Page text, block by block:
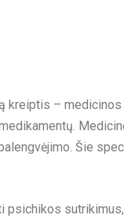
kreiptis –
Šie